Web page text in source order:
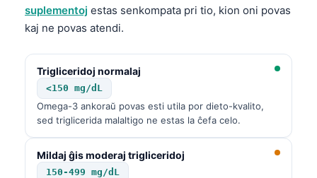
suplementoj estas senkompata pri tio, kion oni povas
kaj ne povas atendi.
Trigliceridoj normalaj
<150 mg/dL
Omega-3 ankoraŭ povas esti utila por dieto-kvalito,
sed triglicerida malaltigo ne estas la ĉefa celo.
Mildaj ĝis moderaj trigliceridoj
150-499 mg/dL
Türkçe
简体中文
فارسی
Български
Nederlands